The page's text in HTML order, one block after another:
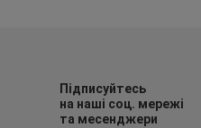
Підписуйтесь
на наші соц. мережі
та месенджери